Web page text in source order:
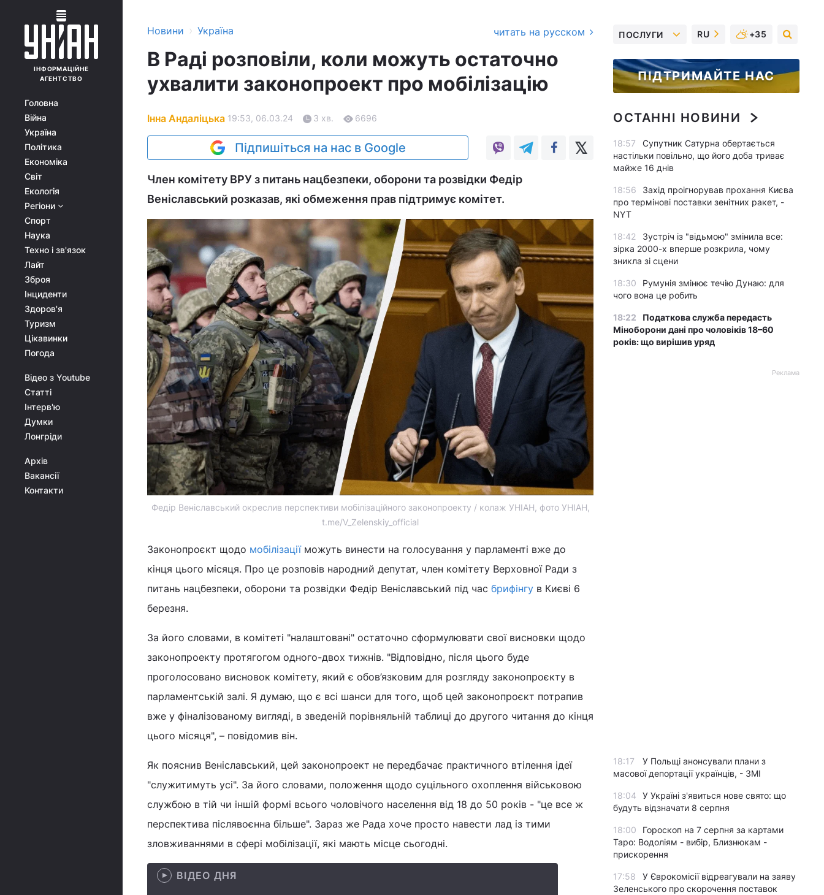
ІНФОРМАЦІЙНЕ
АГЕНТСТВО
Головна
Війна
Україна
Політика
Економіка
Світ
Екологія
Регіони
Спорт
Наука
Техно і зв'язок
Лайт
Зброя
Інциденти
Здоров'я
Туризм
Цікавинки
Погода
Відео з Youtube
Статті
Інтерв'ю
Думки
Лонгріди
Архів
Вакансії
Контакти
Новини › Україна читать на русском
В Раді розповіли, коли можуть остаточно
ухвалити законопроект про мобілізацію
Інна Андаліцька 19:53, 06.03.24 3 хв. 6696
Підпишіться на нас в Google
Член комітету ВРУ з питань нацбезпеки, оборони та розвідки Федір
Веніславський розказав, які обмеження прав підтримує комітет.
Федір Веніславський окреслив перспективи мобілізаційного законопроекту / колаж УНІАН, фото УНІАН,
t.me/V_Zelenskiy_official
Законопроєкт щодо мобілізаціїможуть винести на голосування у парламенті вже до
кінця цього місяця. Про це розповів народний депутат, член комітету Верховної Ради з
питань нацбезпеки, оборони та розвідки Федір Веніславський під час брифінгу в Києві 6
березня.
За його словами, в комітеті "налаштовані" остаточно сформулювати свої висновки щодо
законопроекту протягогом одного-двох тижнів. "Відповідно, після цього буде
проголосовано висновок комітету, який є обов’язковим для розгляду законопроєкту в
парламентській залі. Я думаю, що є всі шанси для того, щоб цей законопроєкт потрапив
вже у фіналізованому вигляді, в зведеній порівняльній таблиці до другого читання до кінця
цього місяця", – повідомив він.
Як пояснив Веніславський, цей законопроект не передбачає практичного втілення ідеї
"служитимуть усі". За його словами, положення щодо суцільного охоплення військовою
службою в тій чи іншій формі всього чоловічого населення від 18 до 50 років - "це все ж
перспектива післявоєнна більше". Зараз же Рада хоче просто навести лад із тими
зловживаннями в сфері мобілізації, які мають місце сьогодні.
ВІДЕО ДНЯ
ПОСЛУГИ RU +35
ПІДТРИМАЙТЕ НАС
ОСТАННІ НОВИНИ
18:57
Супутник Сатурна обертається
настільки повільно, що його доба триває
майже 16 днів
18:56
Захід проігнорував прохання Києва
про термінові поставки зенітних ракет, -
NYT
18:42
Зустріч із "відьмою" змінила все:
зірка 2000-х вперше розкрила, чому
зникла зі сцени
18:30
Румунія змінює течію Дунаю: для
чого вона це робить
18:22
Податкова служба передасть
Міноборони дані про чоловіків 18–60
років: що вирішив уряд
Реклама
18:17
У Польщі анонсували плани з
масової депортації українців, - ЗМІ
18:04
У Україні з'явиться нове свято: що
будуть відзначати 8 серпня
18:00
Гороскоп на 7 серпня за картами
Таро: Водоліям - вибір, Близнюкам -
прискорення
17:58
У Єврокомісії відреагували на заяву
Зеленського про скорочення поставок